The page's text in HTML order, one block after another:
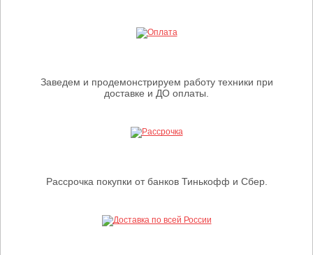
Заведем и продемонстрируем работу техники при
доставке и ДО оплаты.
Рассрочка покупки от банков Тинькофф и Сбер.